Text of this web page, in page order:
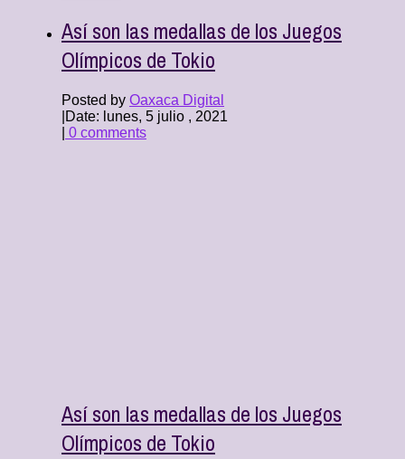
Así son las medallas de los Juegos
Olímpicos de Tokio
Posted by Oaxaca Digital
Date: lunes, 5 julio , 2021
0 comments
Así son las medallas de los Juegos
Olímpicos de Tokio